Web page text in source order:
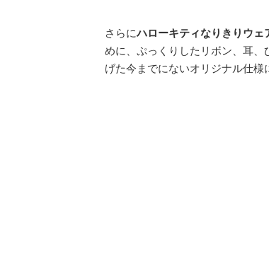
さらにハローキティなりきりウェ
めに、ぷっくりしたリボン、耳
げた今までにないオリジナル仕様